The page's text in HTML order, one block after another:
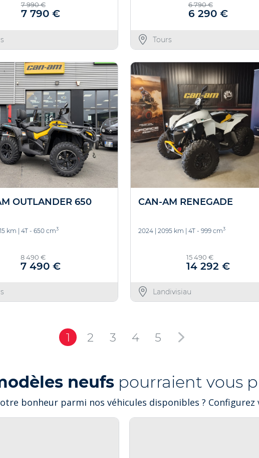
7 990 €
7 790 €
6 790 €
6 290 €
Tours
OUTLANDER 650
km 4T - 650 cm3
8 490 €
7 490 €
CAN-AM RENEGADE
2024 2095 km 4T - 999 cm3
15 490 €
14 292 €
Landivisiau
1 2 3 4 5
neufs pourraient vous
bonheur parmi nos véhicules disponibles ? Configurez